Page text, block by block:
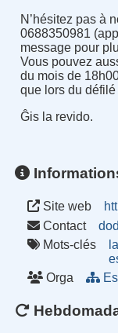
N’hésitez pas à
0688350981
message pour
Vous pouvez
du mois de
que lors du défilé
Ĝis la revido.
Site web
Contact
Mots-clés
Orga